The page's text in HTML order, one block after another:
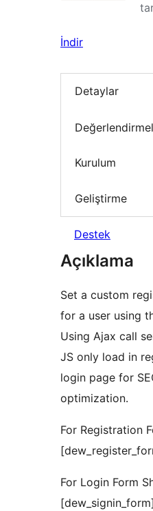
İndir
Detaylar
Kurulum
Geliştirme
Destek
Açıklama
Set a custom
for a user using
Using Ajax call
JS only load in
login page for
optimization.
For Registration
For Login Form
[dew_signin_form]